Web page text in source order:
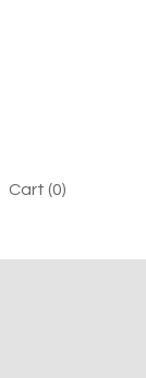
Cart (0)